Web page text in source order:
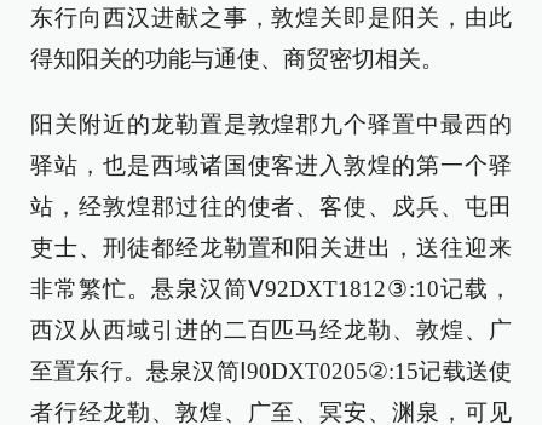
东行向西汉进献之事，敦煌关即是阳关，由此
得知阳关的功能与通使、商贸密切相关。
阳关附近的龙勒置是敦煌郡九个驿置中最西的
驿站，也是西域诸国使客进入敦煌的第一个驿
站，经敦煌郡过往的使者、客使、戍兵、屯田
吏士、刑徒都经龙勒置和阳关进出，送往迎来
非常繁忙。悬泉汉简Ⅴ92DXT1812③:10记载，
西汉从西域引进的二百匹马经龙勒、敦煌、广
至置东行。悬泉汉简Ⅰ90DXT0205②:15记载送使
者行经龙勒、敦煌、广至、冥安、渊泉，可见